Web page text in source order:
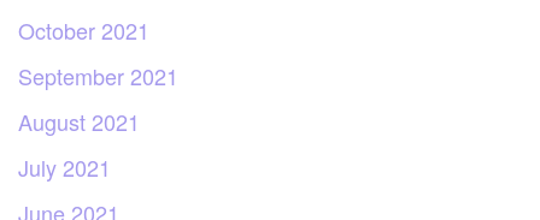
October 2021
September 2021
August 2021
July 2021
June 2021